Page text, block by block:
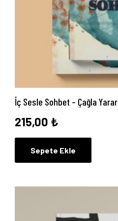
İç Sesle Sohbet – Çağla Yarar
215,00 ₺
Sepete Ekle